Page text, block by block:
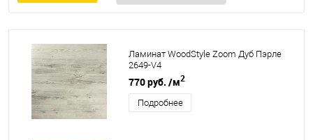
Ламинат WoodStyle Zoom Дуб Пэрле
2649-V4
770 руб. /м2
Подробнее